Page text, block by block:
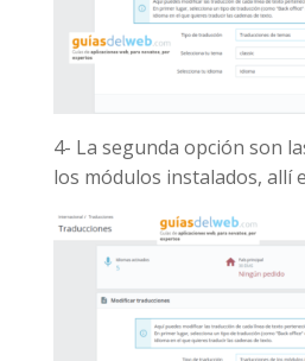
4- La segunda opción son
los módulos instalados, allí